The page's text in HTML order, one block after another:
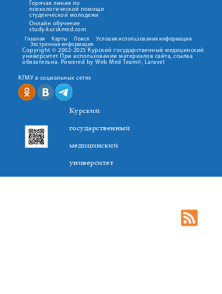
Горячая линия по
психологической помощи
студенческой молодежи
Онлайн обучение
study.kurskmed.com
Главная Карты Поиск
Условия использования информации
Экстренная информация
Copyright © 2002-2025 Курский государственный медицинский
университет При использовании материалов сайта, ссылка
обязательна. Powered by Web Med Team©, Laravel
КГМУ в социальных сетях
Курский
государственный
медицинский
университет